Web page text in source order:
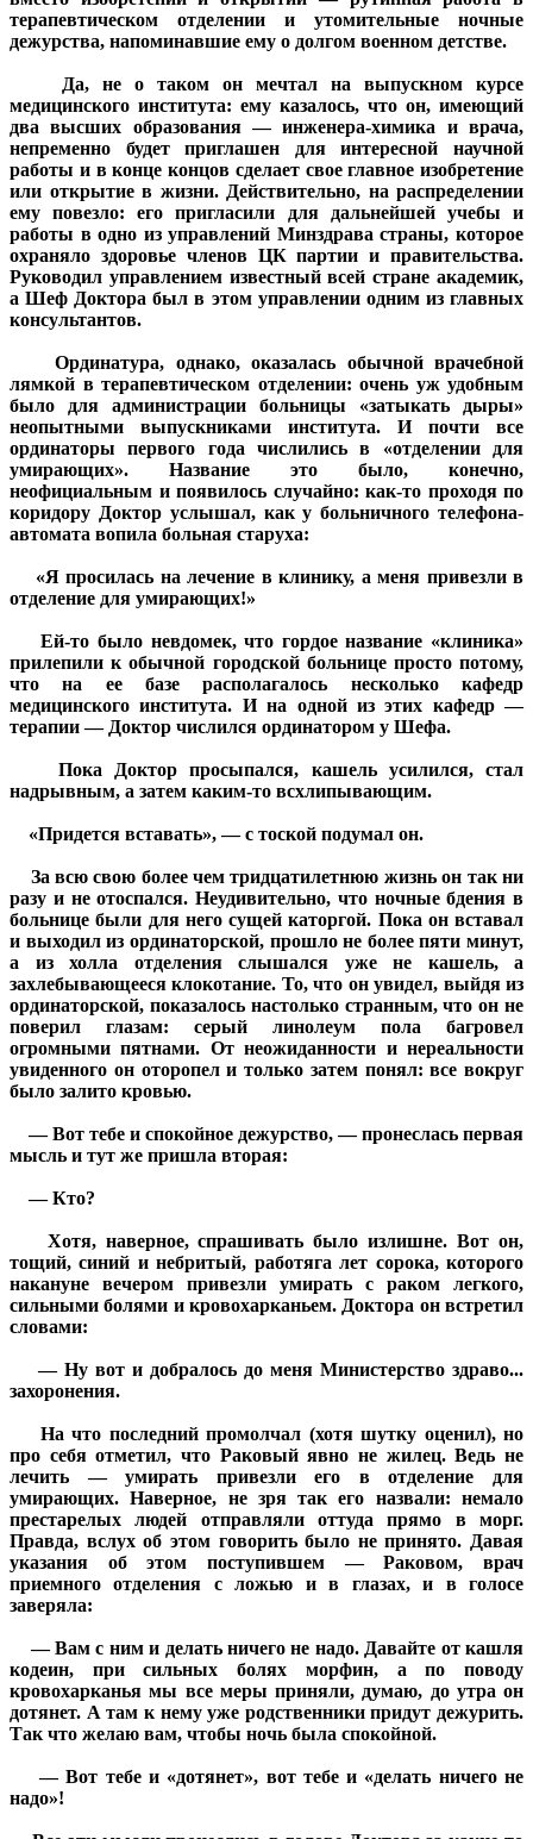
терапевтическом отделении и утомительные ночные
дежурства, напоминавшие ему о долгом военном детстве.
Да, не о таком он мечтал на выпускном курсе
медицинского института: ему казалось, что он, имеющий
два высших образования — инженера-химика и врача,
непременно будет приглашен для интересной научной
работы и в конце концов сделает свое главное изобретение
или открытие в жизни. Действительно, на распределении
ему повезло: его пригласили для дальнейшей учебы и
работы в одно из управлений Минздрава страны, которое
охраняло здоровье членов ЦК партии и правительства.
Руководил управлением известный всей стране академик,
а Шеф Доктора был в этом управлении одним из главных
консультантов.
Ординатура, однако, оказалась обычной врачебной
лямкой в терапевтическом отделении: очень уж удобным
было для администрации больницы «затыкать дыры»
неопытными выпускниками института. И почти все
ординаторы первого года числились в «отделении для
умирающих». Название это было, конечно,
неофициальным и появилось случайно: как-то проходя по
коридору Доктор услышал, как у больничного телефона-
автомата вопила больная старуха:
«Я просилась на лечение в клинику, а меня привезли в
отделение для умирающих!»
Ей-то было невдомек, что гордое название «клиника»
прилепили к обычной городской больнице просто потому,
что на ее базе располагалось несколько кафедр
медицинского института. И на одной из этих кафедр —
терапии — Доктор числился ординатором у Шефа.
Пока Доктор просыпался, кашель усилился, стал
надрывным, а затем каким-то всхлипывающим.
«Придется вставать», — с тоской подумал он.
За всю свою более чем тридцатилетнюю жизнь он так ни
разу и не отоспался. Неудивительно, что ночные бдения в
больнице были для него сущей каторгой. Пока он вставал
и выходил из ординаторской, прошло не более пяти минут,
а из холла отделения слышался уже не кашель, а
захлебывающееся клокотание. То, что он увидел, выйдя из
ординаторской, показалось настолько странным, что он не
поверил глазам: серый линолеум пола багровел
огромными пятнами. От неожиданности и нереальности
увиденного он оторопел и только затем понял: все вокруг
было залито кровью.
— Вот тебе и спокойное дежурство, — пронеслась первая
мысль и тут же пришла вторая:
— Кто?
Хотя, наверное, спрашивать было излишне. Вот он,
тощий, синий и небритый, работяга лет сорока, которого
накануне вечером привезли умирать с раком легкого,
сильными болями и кровохарканьем. Доктора он встретил
словами:
— Ну вот и добралось до меня Министерство здраво...
захоронения.
На что последний промолчал (хотя шутку оценил), но
про себя отметил, что Раковый явно не жилец. Ведь не
лечить — умирать привезли его в отделение для
умирающих. Наверное, не зря так его назвали: немало
престарелых людей отправляли оттуда прямо в морг.
Правда, вслух об этом говорить было не принято. Давая
указания об этом поступившем — Раковом, врач
приемного отделения с ложью и в глазах, и в голосе
заверяла:
— Вам с ним и делать ничего не надо. Давайте от кашля
кодеин, при сильных болях морфин, а по поводу
кровохарканья мы все меры приняли, думаю, до утра он
дотянет. А там к нему уже родственники придут дежурить.
Так что желаю вам, чтобы ночь была спокойной.
— Вот тебе и «дотянет», вот тебе и «делать ничего не
надо»!